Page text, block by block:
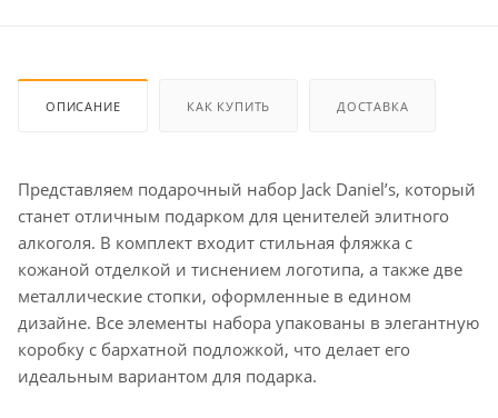
ОПИСАНИЕ КАК КУПИТЬ ДОСТАВКА
Представляем подарочный набор Jack Daniel’s, который
станет отличным подарком для ценителей элитного
алкоголя. В комплект входит стильная фляжка с
кожаной отделкой и тиснением логотипа, а также две
металлические стопки, оформленные в едином
дизайне. Все элементы набора упакованы в элегантную
коробку с бархатной подложкой, что делает его
идеальным вариантом для подарка.